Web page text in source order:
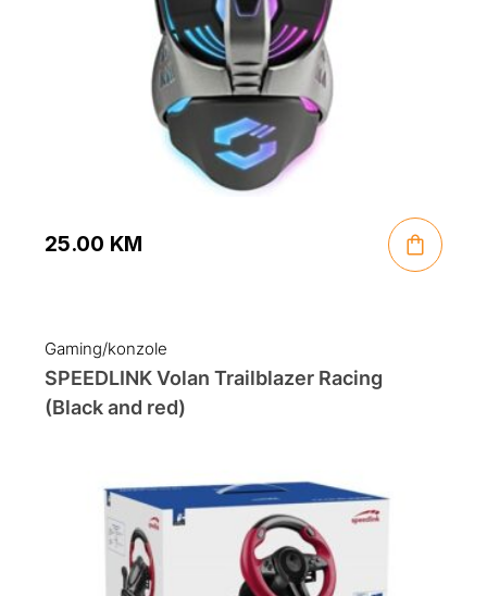
25.00 KM
Gaming/konzole
SPEEDLINK Volan Trailblazer Racing
(Black and red)